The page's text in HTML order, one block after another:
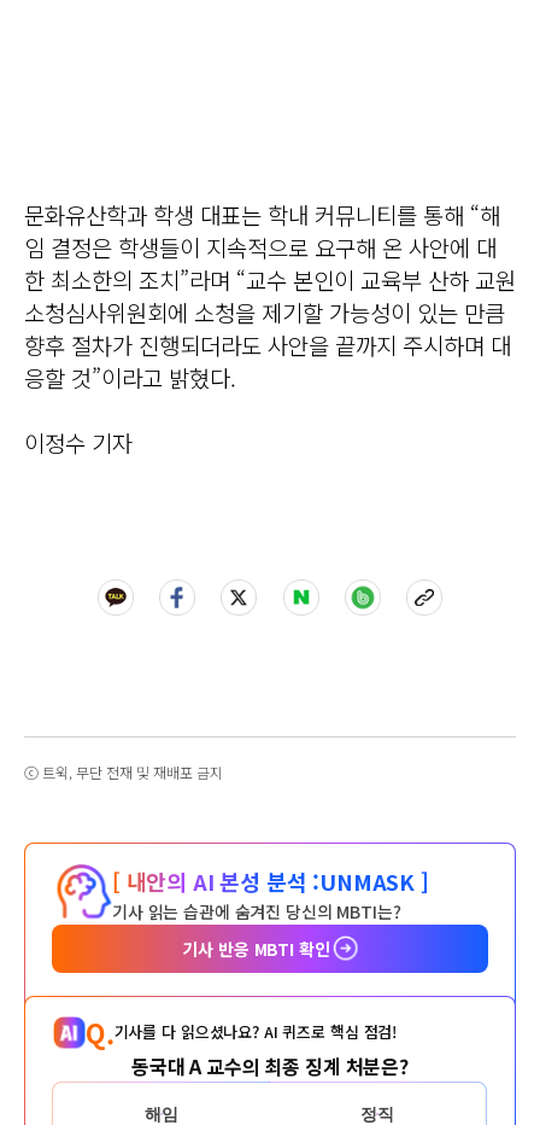
문화유산학과 학생 대표는 학내 커뮤니티를 통해 “해
임 결정은 학생들이 지속적으로 요구해 온 사안에 대
한 최소한의 조치”라며 “교수 본인이 교육부 산하 교원
소청심사위원회에 소청을 제기할 가능성이 있는 만큼
향후 절차가 진행되더라도 사안을 끝까지 주시하며 대
응할 것”이라고 밝혔다.
이정수 기자
ⓒ 트윅, 무단 전재 및 재배포 금지
[ 내안의 AI 본성 분석 :UNMASK ]
기사 읽는 습관에 숨겨진 당신의 MBTI는?
기사 반응 MBTI 확인
Q.기사를 다 읽으셨나요? AI 퀴즈로 핵심 점검!
동국대 A 교수의 최종 징계 처분은?
해임 정직